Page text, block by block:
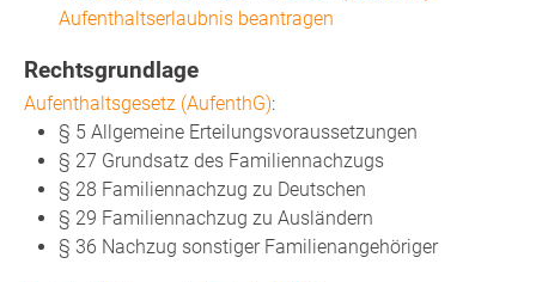
Aufenthaltserlaubnis beantragen
Rechtsgrundlage
Aufenthaltsgesetz (AufenthG):
§ 5 Allgemeine Erteilungsvoraussetzungen
§ 27 Grundsatz des Familiennachzugs
§ 28 Familiennachzug zu Deutschen
§ 29 Familiennachzug zu Ausländern
§ 36 Nachzug sonstiger Familienangehöriger